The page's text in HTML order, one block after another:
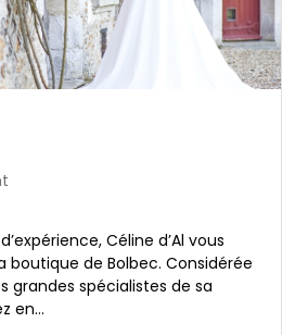
Céline d’Al vous
boutique de Bolbec. Considérée
grandes spécialistes de sa
en...